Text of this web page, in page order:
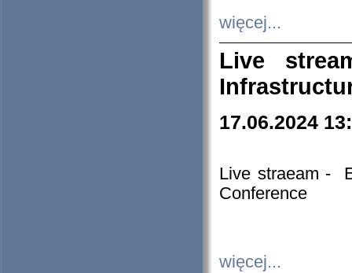
więcej...
Live
17.06.2024
Live straeam -
Conference
więcej...